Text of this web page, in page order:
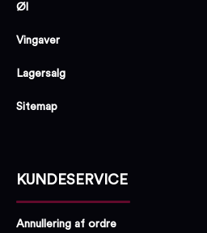
Øl
Vingaver
Lagersalg
Sitemap
KUNDESERVICE
Annullering af ordre